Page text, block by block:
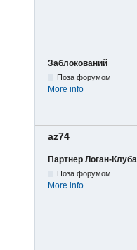
Заблокований
Поза форумом
More info
az74
Партнер Логан-Клуба
Поза форумом
More info